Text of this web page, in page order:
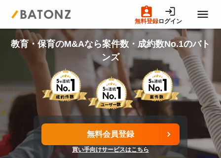
無料登録ログイン
トップページ
M&A案件一覧
売りたい方へ
買いたい方へ
教育・保育のM&Aなら案件数・成約数No.1のバト
ンズ
無料会員登録
買い手向けサービスはこちら